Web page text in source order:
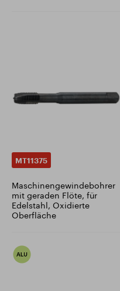
MT11375
Maschinengewindebohrer
mit geraden Flöte, für
Edelstahl, Oxidierte
Oberfläche